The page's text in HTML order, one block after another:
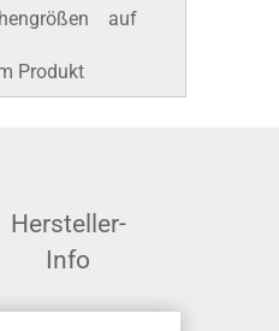
auf
Produkt
Hersteller-
Info